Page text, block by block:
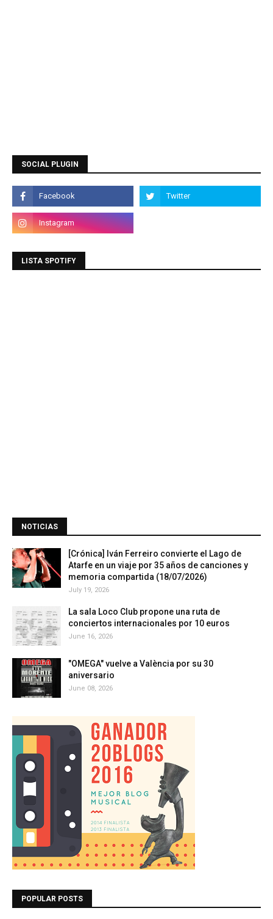
SOCIAL PLUGIN
LISTA SPOTIFY
NOTICIAS
[Crónica] Iván Ferreiro convierte el Lago de
Atarfe en un viaje por 35 años de canciones y
memoria compartida (18/07/2026)
July 19, 2026
La sala Loco Club propone una ruta de
conciertos internacionales por 10 euros
June 16, 2026
"OMEGA" vuelve a València por su 30
aniversario
June 08, 2026
POPULAR POSTS